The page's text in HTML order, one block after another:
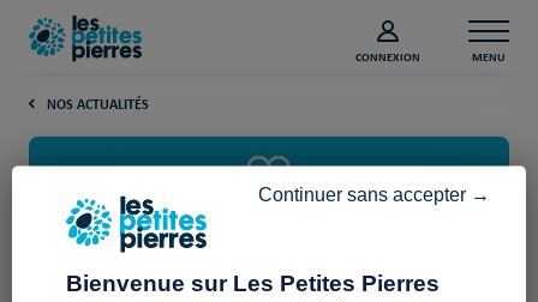
CONNEXION MENU
NOS ACTUALITÉS
Bienvenue sur Les Petites Pierres
Continuer sans accepter →